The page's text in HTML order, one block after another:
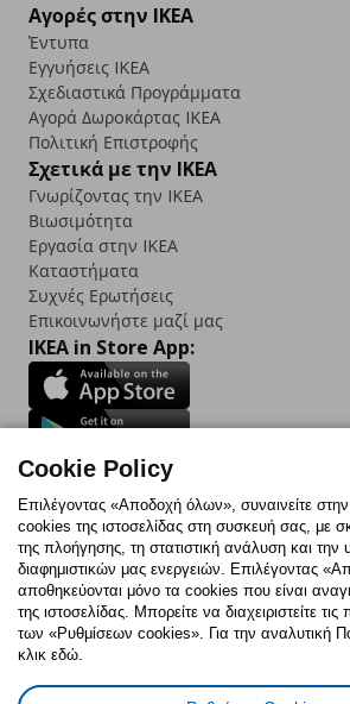
Αγορές στην IKEA
Έντυπα
Εγγυήσεις IKEA
Σχεδιαστικά Προγράμματα
Αγορά Δωρoκάρτας IKEA
Πολιτική Επιστροφής
Σχετικά με την IKEA
Γνωρίζοντας την IKEA
Βιωσιμότητα
Εργασία στην IKEA
Καταστήματα
Συχνές Ερωτήσεις
Επικοινωνήστε μαζί μας
IKEA in Store App:
Follow us:
FacebookInstagram
TikTokYoutubePinterestTwitter
Ρυθμίσεις cookiesΌροι
Cookie Policy
Επιλέγοντας «Αποδοχή όλων», συναινείτε
cookies της ιστοσελίδας στη συσκευή σας, με
της πλοήγησης, τη στατιστική ανάλυση και την
διαφημιστικών μας ενεργειών. Επιλέγοντας
αποθηκεύονται μόνο τα cookies που είναι
της ιστοσελίδας. Μπορείτε να διαχειριστείτε
των «Ρυθμίσεων cookies». Για την αναλυτική
κλικ εδώ.